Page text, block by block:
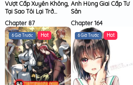
Vượt Cấp Xuyên Không,
Tại Sao Tôi Lại Trở
Thành Tiểu Thư Tu Sĩ?
Chapter 87
Anh Hùng Giai Cấp Tư
Sản
Chapter 164
6 Giờ Trước 6 Giờ Trước